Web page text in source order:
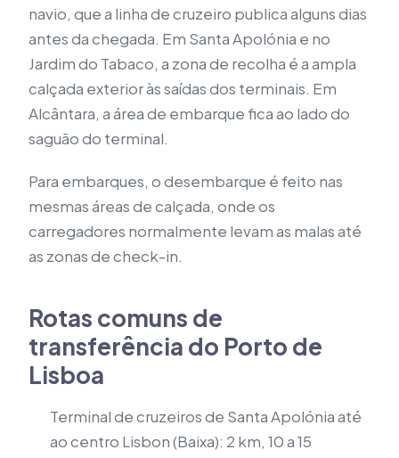
navio, que a linha de cruzeiro publica alguns dias
antes da chegada. Em Santa Apolónia e no
Jardim do Tabaco, a zona de recolha é a ampla
calçada exterior às saídas dos terminais. Em
Alcântara, a área de embarque fica ao lado do
saguão do terminal.
Para embarques, o desembarque é feito nas
mesmas áreas de calçada, onde os
carregadores normalmente levam as malas até
as zonas de check-in.
Rotas comuns de
transferência do Porto de
Lisboa
Terminal de cruzeiros de Santa Apolónia até
ao centro Lisbon (Baixa): 2 km, 10 a 15